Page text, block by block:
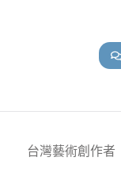
台灣藝術創作者